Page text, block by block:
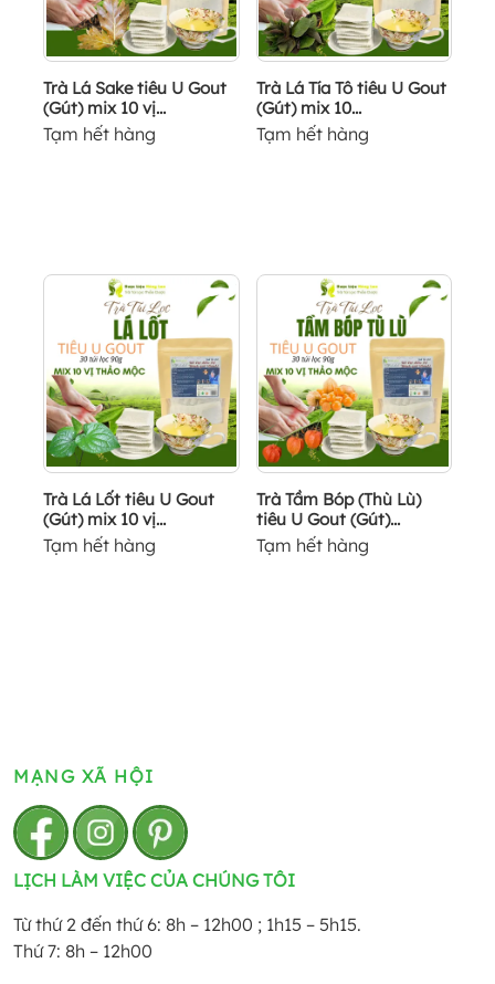
Trà Lá Sake tiêu U Gout
(Gút) mix 10 vị...
Tạm hết hàng
Trà Lá Tía Tô tiêu U Gout
(Gút) mix 10...
Tạm hết hàng
Trà Lá Lốt tiêu U Gout
(Gút) mix 10 vị...
Tạm hết hàng
Trà Tầm Bóp (Thù Lù)
tiêu U Gout (Gút)...
Tạm hết hàng
MẠNG XÃ HỘI
LỊCH LÀM VIỆC CỦA CHÚNG TÔI
Từ thứ 2 đến thứ 6: 8h – 12h00 ; 1h15 – 5h15.
Thứ 7: 8h – 12h00